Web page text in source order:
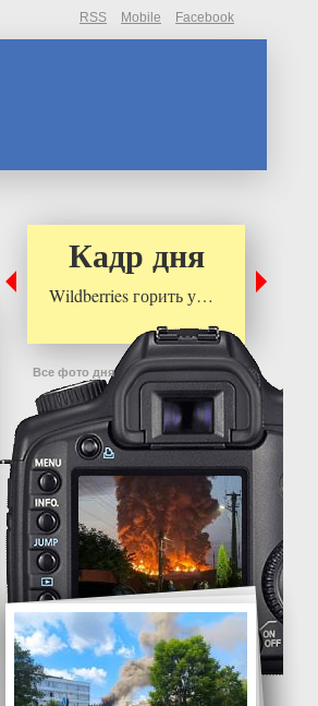
RSS Mobile Facebook
Кадр дня
Wildberries горить у…
Все фото дня